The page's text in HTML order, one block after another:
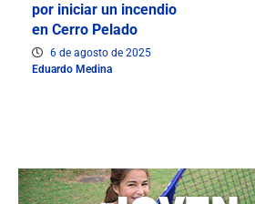
por iniciar un incendio
en Cerro Pelado
6 de agosto de 2025
Eduardo Medina